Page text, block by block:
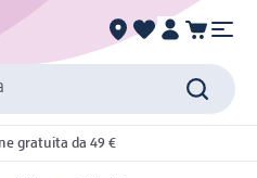
gratuita da 49 €